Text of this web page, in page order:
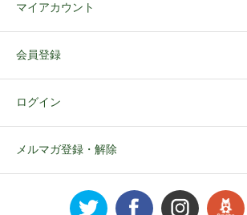
マイアカウント
会員登録
ログイン
メルマガ登録・解除